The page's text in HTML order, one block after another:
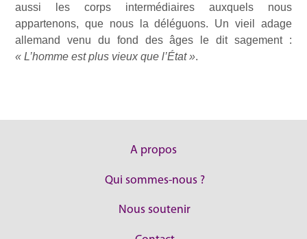
aussi les corps intermédiaires auxquels nous
appartenons, que nous la déléguons. Un vieil adage
allemand venu du fond des âges le dit sagement :
« L’homme est plus vieux que l’État ».
A propos
Qui sommes-nous ?
Nous soutenir